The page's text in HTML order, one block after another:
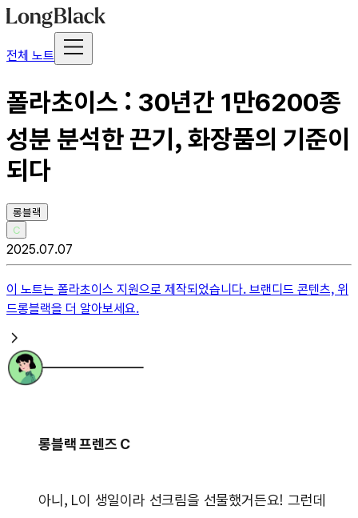
전체 노트
폴라초이스 : 30년간 1만6200종
성분 분석한 끈기, 화장품의 기준이
되다
롱블랙
C
2025.07.07
이 노트는 폴라초이스 지원으로 제작되었습니다. 브랜디드 콘텐츠, 위
드롱블랙을 더 알아보세요.
롱블랙 프렌즈 C
아니, L이 생일이라 선크림을 선물했거든요! 그런데